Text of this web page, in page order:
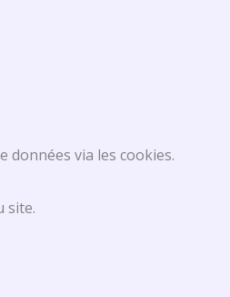
données via les cookies.
site.